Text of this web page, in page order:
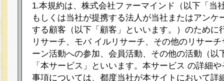
1.本規約は、株式会社ファーマインド（以下「当
もしくは当社が提携する法人が当社またはアンケ
する顧客（以下「顧客」といいます。）のために
リサーチ、モバ イルリサーチ、その他のリサー
ーン活動への参加、会員活動、その他の活動（以
「本サービス」といいます。本サービス の詳細
事項については、都度当社が本サイトにおいて詳